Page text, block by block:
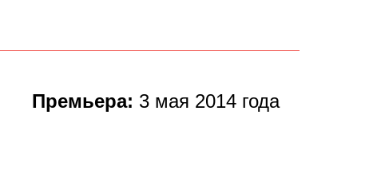
Премьера: 3 мая 2014 года